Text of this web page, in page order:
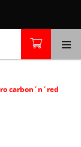
carbon´n´red